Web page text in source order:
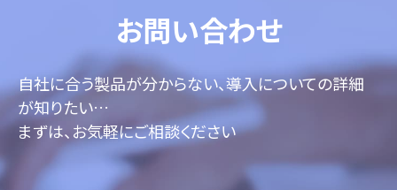
お問い合わせ
自社に合う製品が分からない、導入についての詳細
が知りたい…
まずは、お気軽にご相談ください